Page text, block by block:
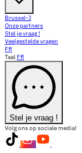
Brussel-J
Onze partners
Stel je vraag !
Veelgestelde vragen
FR
Taal FR
Stel je vraag !
Volg ons op sociale media!